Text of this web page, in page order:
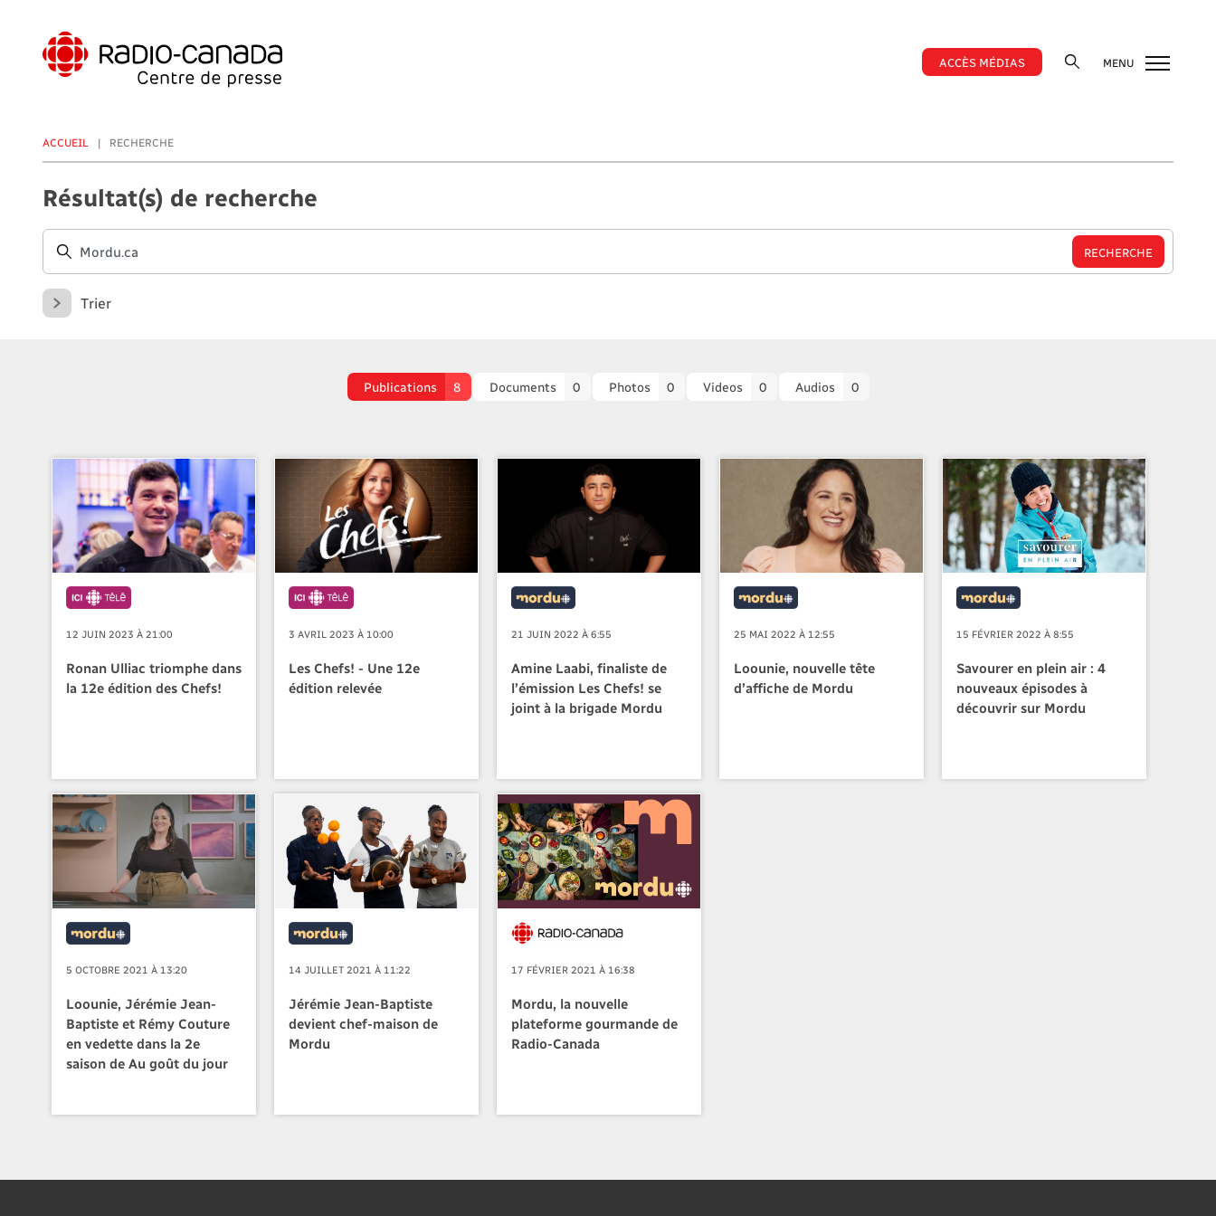
contenu
principal
ACCÈS MÉDIAS MENU
ACCUEIL RECHERCHE
Résultat(s) de recherche
Trier
Publications 8 Documents 0 Photos 0 Videos 0 Audios 0
12 JUIN 2023 À 21:00
Ronan Ulliac triomphe dans
la 12e édition des Chefs!
3 AVRIL 2023 À 10:00
Les Chefs! - Une 12e
édition relevée
21 JUIN 2022 À 6:55
Amine Laabi, finaliste de
l’émission Les Chefs! se
joint à la brigade Mordu
25 MAI 2022 À 12:55
Loounie, nouvelle tête
d’affiche de Mordu
15 FÉVRIER 2022 À 8:55
Savourer en plein air : 4
nouveaux épisodes à
découvrir sur Mordu
5 OCTOBRE 2021 À 13:20
Loounie, Jérémie Jean-
Baptiste et Rémy Couture
en vedette dans la 2e
saison de Au goût du jour
14 JUILLET 2021 À 11:22
Jérémie Jean-Baptiste
devient chef-maison de
Mordu
17 FÉVRIER 2021 À 16:38
Mordu, la nouvelle
plateforme gourmande de
Radio-Canada